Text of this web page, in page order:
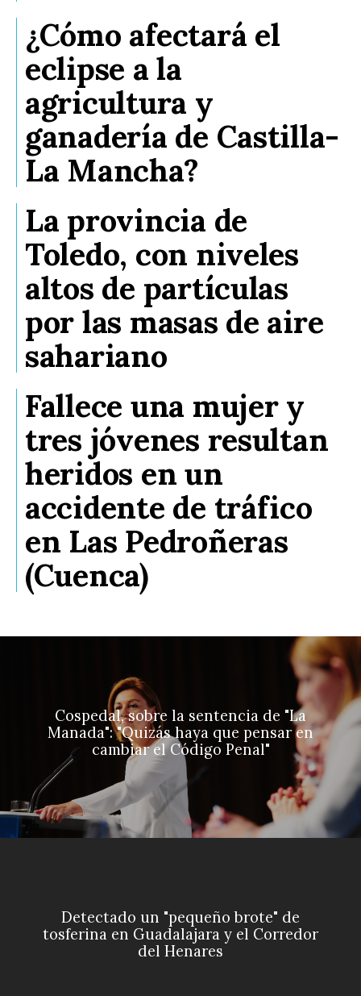
¿Cómo afectará el
eclipse a la
agricultura y
ganadería de Castilla-
La Mancha?
La provincia de
Toledo, con niveles
altos de partículas
por las masas de aire
sahariano
Fallece una mujer y
tres jóvenes resultan
heridos en un
accidente de tráfico
en Las Pedroñeras
(Cuenca)
Cospedal, sobre la sentencia de "La
Manada": "Quizás haya que pensar en
cambiar el Código Penal"
Detectado un "pequeño brote" de
tosferina en Guadalajara y el Corredor
del Henares